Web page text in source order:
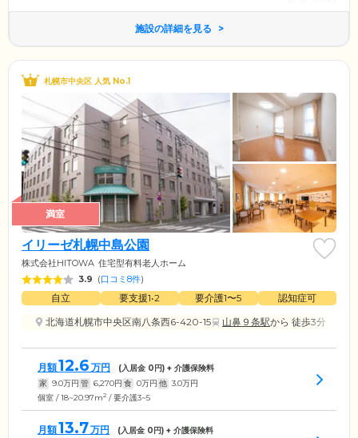
施設の詳細を見る
札幌市中央区 人気 No.1
満室
イリーゼ札幌中島公園
株式会社HITOWA 住宅型有料老人ホーム
3.9 (口コミ8件)
自立 要支援1•2 要介護1〜5
認知症可
北海道札幌市中央区南八条西6-420-15
山鼻９条駅から 徒歩3分
月額12.6 万円 (入居金 0円) + 介護保険料
家 9.0万円 管 6,270円 食 0万円 他 3.0万円
個室 / 18~20.97m2 / 要介護3~5
月額13.7万円 (入居金 0円) + 介護保険料